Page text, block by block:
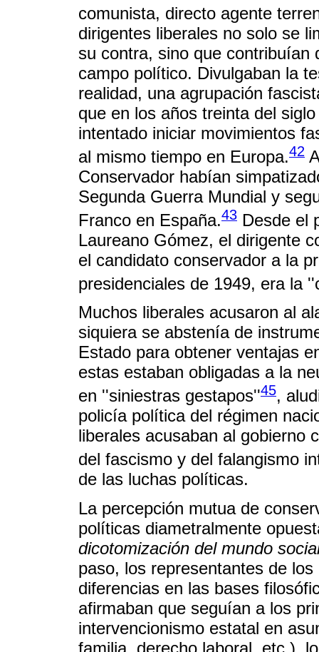
comunista, directo agente
dirigentes liberales no solo se
su contra, sino que contribuían
campo político. Divulgaban la
realidad, una agrupación
que en los años treinta del
intentado iniciar movimientos
al mismo tiempo en Europa.42
Conservador habían
Segunda Guerra Mundial y
Franco en España.43 Desde el
Laureano Gómez, el dirigente
el candidato conservador a la
presidenciales de 1949, era la
Muchos liberales acusaron al
siquiera se abstenía de
Estado para obtener ventajas
estas estaban obligadas a la
en ''siniestras gestapos''45,
policía política del régimen
liberales acusaban al gobierno
del fascismo y del falangismo
de las luchas políticas.
La percepción mutua de
políticas diametralmente
dicotomización del mundo
paso, los representantes de
diferencias en las bases
afirmaban que seguían a los
intervencionismo estatal en
familia, derecho laboral, etc.),